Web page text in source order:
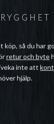
köp, så du har
retur och byte
inte att
hjälp.